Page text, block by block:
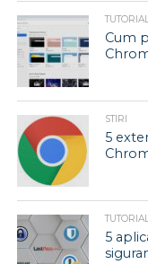
Cum
STIRI
5
5